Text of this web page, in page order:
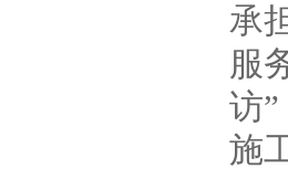
承
服
访”
施